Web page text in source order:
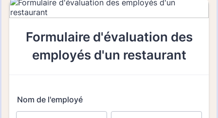
Modèles de formulaire Formulaires d'évaluation
restauration
2 modèles